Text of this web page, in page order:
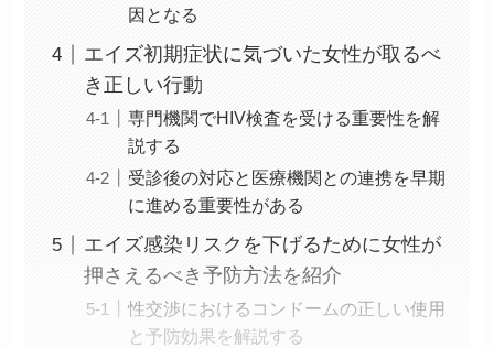
因となる
エイズ初期症状に気づいた女性が取るべ
き正しい行動
専門機関でHIV検査を受ける重要性を解
説する
受診後の対応と医療機関との連携を早期
に進める重要性がある
エイズ感染リスクを下げるために女性が
押さえるべき予防方法を紹介
性交渉におけるコンドームの正しい使用
と予防効果を解説する